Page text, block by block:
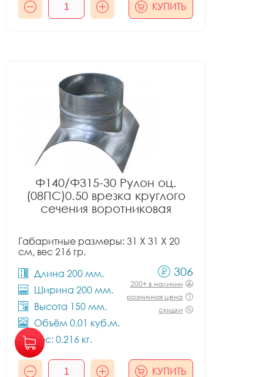
КУПИТЬ
Ф140/Ф315-30 Рулон оц.
(08ПС)0.50 врезка круглого
сечения воротниковая
Габаритные размеры: 31 X 31 X 20
см, вес 216 гр.
Длина 200 мм.
Ширина 200 мм.
Высота 150 мм.
Объём 0.01 куб.м.
Вес: 0.216 кг.
306
200+ в наличии
розничная цена
скидки
КУПИТЬ